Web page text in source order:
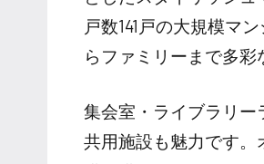
戸数141戸の大規模マ
らファミリーまで多彩
集会室・ライブラリー
共用施設も魅力です。